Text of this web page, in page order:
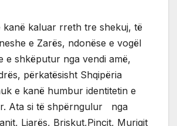
kanë kaluar rreth tre shekuj, të
e Zarës, ndonëse e vogël
e shkëputur nga vendi amë,
përkatësisht Shqipëria
e kanë humbur identitetin e
Ata si të shpërngulur nga
Ljarës, Briskut,Pinçit, Muriqit